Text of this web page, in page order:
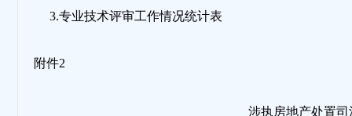
3.专业技术评审工作情况统计表
附件2
涉执房地产处置